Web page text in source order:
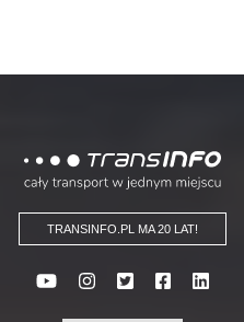
Logo
TRANSINFO.PL MA 20 LAT!